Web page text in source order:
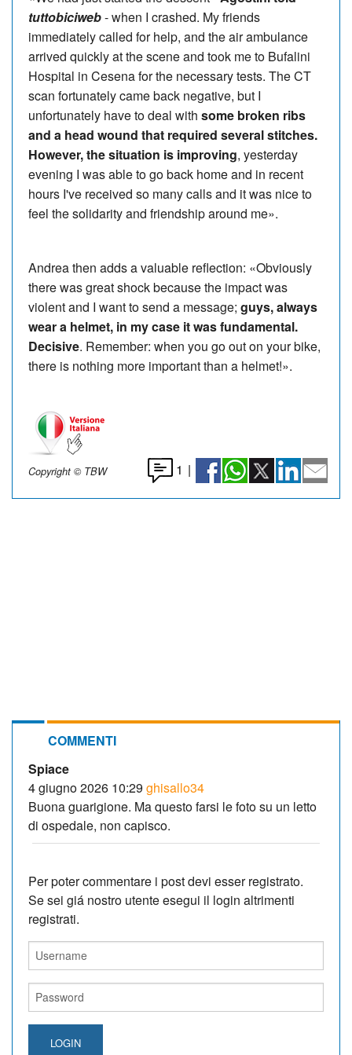
tuttobiciweb- when I crashed. My friends
immediately called for help, and the air ambulance
arrived quickly at the scene and took me to Bufalini
Hospital in Cesena for the necessary tests. The CT
scan fortunately came back negative, but I
unfortunately have to deal with some broken ribs
and a head wound that required several stitches.
However, the situation is improving, yesterday
evening I was able to go back home and in recent
hours I've received so many calls and it was nice to
feel the solidarity and friendship around me».
Andrea then adds a valuable reflection: «Obviously
there was great shock because the impact was
violent and I want to send a message; guys, always
wear a helmet, in my case it was fundamental.
Decisive. Remember: when you go out on your bike,
there is nothing more important than a helmet!».
Copyright © TBW 1 |
COMMENTI
Spiace
4 giugno 2026 10:29 ghisallo34
Buona guarigione. Ma questo farsi le foto su un letto
di ospedale, non capisco.
Per poter commentare i post devi esser registrato.
Se sei giá nostro utente esegui il login altrimenti
registrati.
LOGIN